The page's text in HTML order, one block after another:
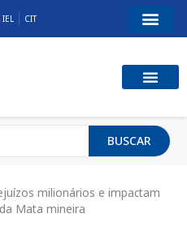
IEL CIT
BUSCAR
milionários e impactam
Mata mineira